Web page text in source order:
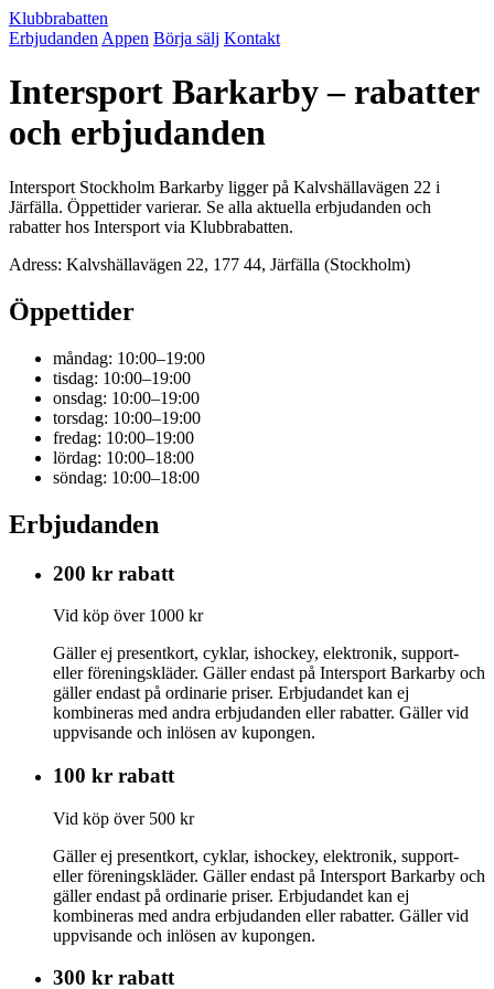
Klubbrabatten
Erbjudanden Appen Börja sälj Kontakt
Intersport Barkarby – rabatter
och erbjudanden
Intersport Stockholm Barkarby ligger på Kalvshällavägen 22 i
Järfälla. Öppettider varierar. Se alla aktuella erbjudanden och
rabatter hos Intersport via Klubbrabatten.
Adress: Kalvshällavägen 22, 177 44, Järfälla (Stockholm)
Öppettider
måndag: 10:00–19:00
tisdag: 10:00–19:00
onsdag: 10:00–19:00
torsdag: 10:00–19:00
fredag: 10:00–19:00
lördag: 10:00–18:00
söndag: 10:00–18:00
Erbjudanden
200 kr rabatt
Vid köp över 1000 kr
Gäller ej presentkort, cyklar, ishockey, elektronik, support-
eller föreningskläder. Gäller endast på Intersport Barkarby och
gäller endast på ordinarie priser. Erbjudandet kan ej
kombineras med andra erbjudanden eller rabatter. Gäller vid
uppvisande och inlösen av kupongen.
100 kr rabatt
Vid köp över 500 kr
Gäller ej presentkort, cyklar, ishockey, elektronik, support-
eller föreningskläder. Gäller endast på Intersport Barkarby och
gäller endast på ordinarie priser. Erbjudandet kan ej
kombineras med andra erbjudanden eller rabatter. Gäller vid
uppvisande och inlösen av kupongen.
300 kr rabatt